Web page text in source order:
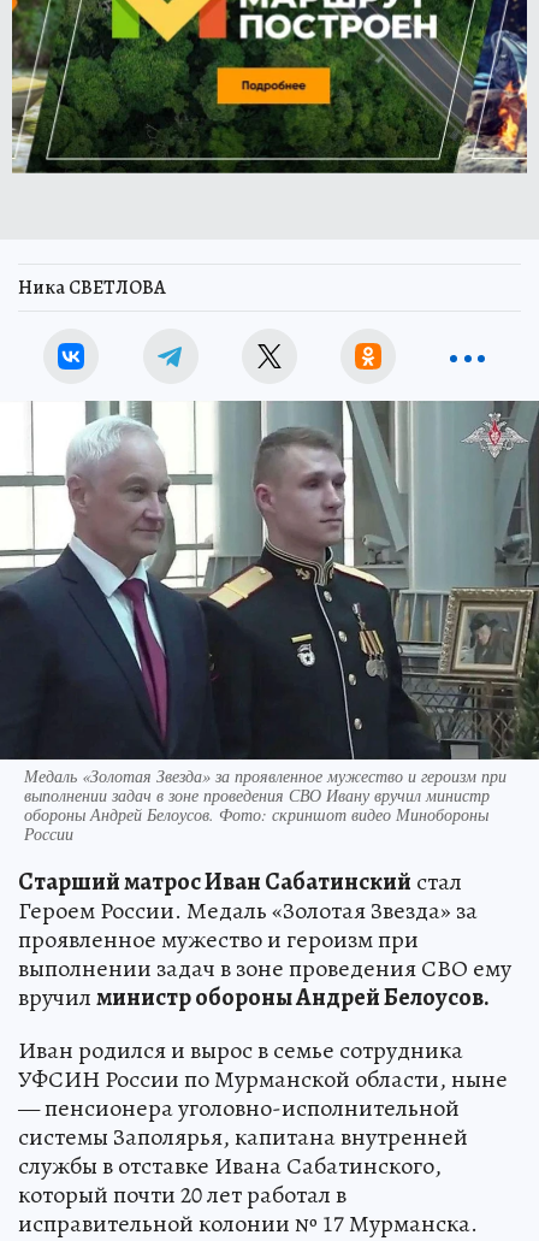
Ника СВЕТЛОВА
Медаль «Золотая Звезда» за проявленное мужество и героизм при
выполнении задач в зоне проведения СВО Ивану вручил министр
обороны Андрей Белоусов. Фото: скриншот видео Минобороны
России
Старший матрос Иван Сабатинский стал
Героем России. Медаль «Золотая Звезда» за
проявленное мужество и героизм при
выполнении задач в зоне проведения СВО ему
вручилминистр обороны Андрей Белоусов.
Иван родился и вырос в семье сотрудника
УФСИН России по Мурманской области, ныне
— пенсионера уголовно-исполнительной
системы Заполярья, капитана внутренней
службы в отставке Ивана Сабатинского,
который почти 20 лет работал в
исправительной колонии № 17 Мурманска.